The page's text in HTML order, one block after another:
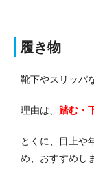
履き物
靴下やスリッパ
理由は、 踏む・
とくに、目上や
め、おすすめし